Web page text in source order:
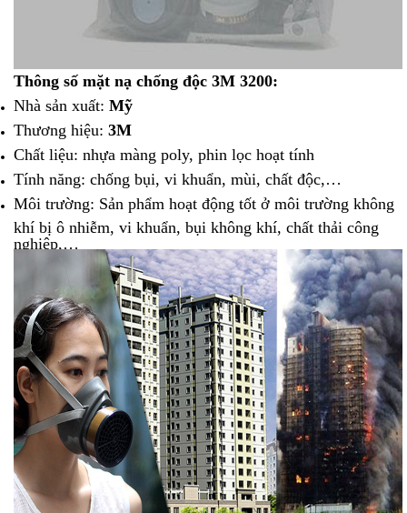
Thông số mặt nạ chống độc 3M 3200:
Nhà sản xuất: Mỹ
Thương hiệu: 3M
Chất liệu: nhựa màng poly, phin lọc hoạt tính
Tính năng: chống bụi, vi khuẩn, mùi, chất độc,…
Môi trường: Sản phẩm hoạt động tốt ở môi trường không
khí bị ô nhiễm, vi khuẩn, bụi không khí, chất thải công
nghiệp,…